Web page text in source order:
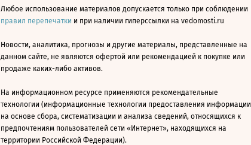
Любое использование материалов допускается только при соблюдении
правил перепечатки и при наличии гиперссылки на vedomosti.ru
Новости, аналитика, прогнозы и другие материалы, представленные на
данном сайте, не являются офертой или рекомендацией к покупке или
продаже каких-либо активов.
На информационном ресурсе применяются рекомендательные
технологии (информационные технологии предоставления информации
на основе сбора, систематизации и анализа сведений, относящихся к
предпочтениям пользователей сети «Интернет», находящихся на
территории Российской Федерации).